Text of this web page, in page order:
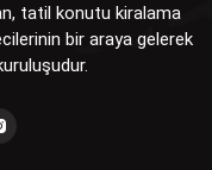
tatil konutu kiralama
bir araya gelerek